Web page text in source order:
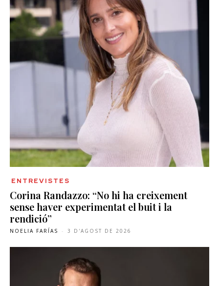
ENTREVISTES
Corina Randazzo: “No hi ha creixement
sense haver experimentat el buit i la
rendició”
NOELIA FARÍAS - 3 D'AGOST DE 2026